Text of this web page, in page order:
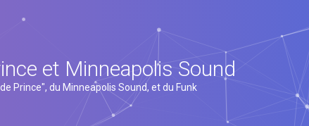
et Minneapolis Sound
Prince", du Minneapolis Sound, et du Funk